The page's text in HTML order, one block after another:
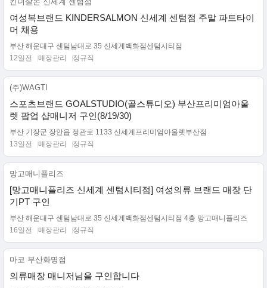
여성복브랜드 KINDERSALMON 신세계 센텀점 주말 파트타이
머 채용
부산 해운대구 센텀남대로 35 신세계백화점센텀시티점
12일전
매장관리 정규직
(주)WAGTI
스포츠브랜드 GOALSTUDIO(골스튜디오) 부산프리미엄아울
렛 팝업 샵매니저 구인(8/19/30)
부산 기장군 장안읍 정관로 1133 신세계프리미엄아울렛부산점
13일전
매장관리 정규직
망고매니플리즈
[망고매니플리즈 신세계 센텀시티점] 여성의류 브랜드 매장 단
기PT 구인
부산 해운대구 센텀남대로 35 신세계백화점센텀시티점 4층 망고매니플리즈
16일전
매장관리 정규직
마코 부산화명점
의류매장 매니저님을 구인합니다